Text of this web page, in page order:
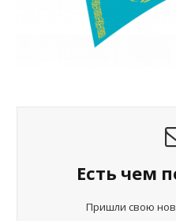
Есть чем
Пришли свою